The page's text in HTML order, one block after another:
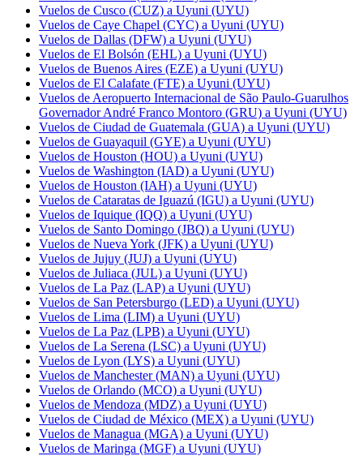
Vuelos de Cusco (CUZ) a Uyuni (UYU)
Vuelos de Caye Chapel (CYC) a Uyuni (UYU)
Vuelos de Dallas (DFW) a Uyuni (UYU)
Vuelos de El Bolsón (EHL) a Uyuni (UYU)
Vuelos de Buenos Aires (EZE) a Uyuni (UYU)
Vuelos de El Calafate (FTE) a Uyuni (UYU)
Vuelos de Aeropuerto Internacional de São Paulo-Guarulhos
Governador André Franco Montoro (GRU) a Uyuni (UYU)
Vuelos de Ciudad de Guatemala (GUA) a Uyuni (UYU)
Vuelos de Guayaquil (GYE) a Uyuni (UYU)
Vuelos de Houston (HOU) a Uyuni (UYU)
Vuelos de Washington (IAD) a Uyuni (UYU)
Vuelos de Houston (IAH) a Uyuni (UYU)
Vuelos de Cataratas de Iguazú (IGU) a Uyuni (UYU)
Vuelos de Iquique (IQQ) a Uyuni (UYU)
Vuelos de Santo Domingo (JBQ) a Uyuni (UYU)
Vuelos de Nueva York (JFK) a Uyuni (UYU)
Vuelos de Jujuy (JUJ) a Uyuni (UYU)
Vuelos de Juliaca (JUL) a Uyuni (UYU)
Vuelos de La Paz (LAP) a Uyuni (UYU)
Vuelos de San Petersburgo (LED) a Uyuni (UYU)
Vuelos de Lima (LIM) a Uyuni (UYU)
Vuelos de La Paz (LPB) a Uyuni (UYU)
Vuelos de La Serena (LSC) a Uyuni (UYU)
Vuelos de Lyon (LYS) a Uyuni (UYU)
Vuelos de Manchester (MAN) a Uyuni (UYU)
Vuelos de Orlando (MCO) a Uyuni (UYU)
Vuelos de Mendoza (MDZ) a Uyuni (UYU)
Vuelos de Ciudad de México (MEX) a Uyuni (UYU)
Vuelos de Managua (MGA) a Uyuni (UYU)
Vuelos de Maringa (MGF) a Uyuni (UYU)